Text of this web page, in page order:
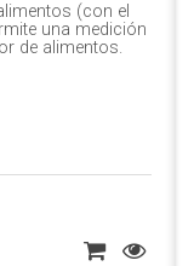
(con el
una medición
de alimentos.